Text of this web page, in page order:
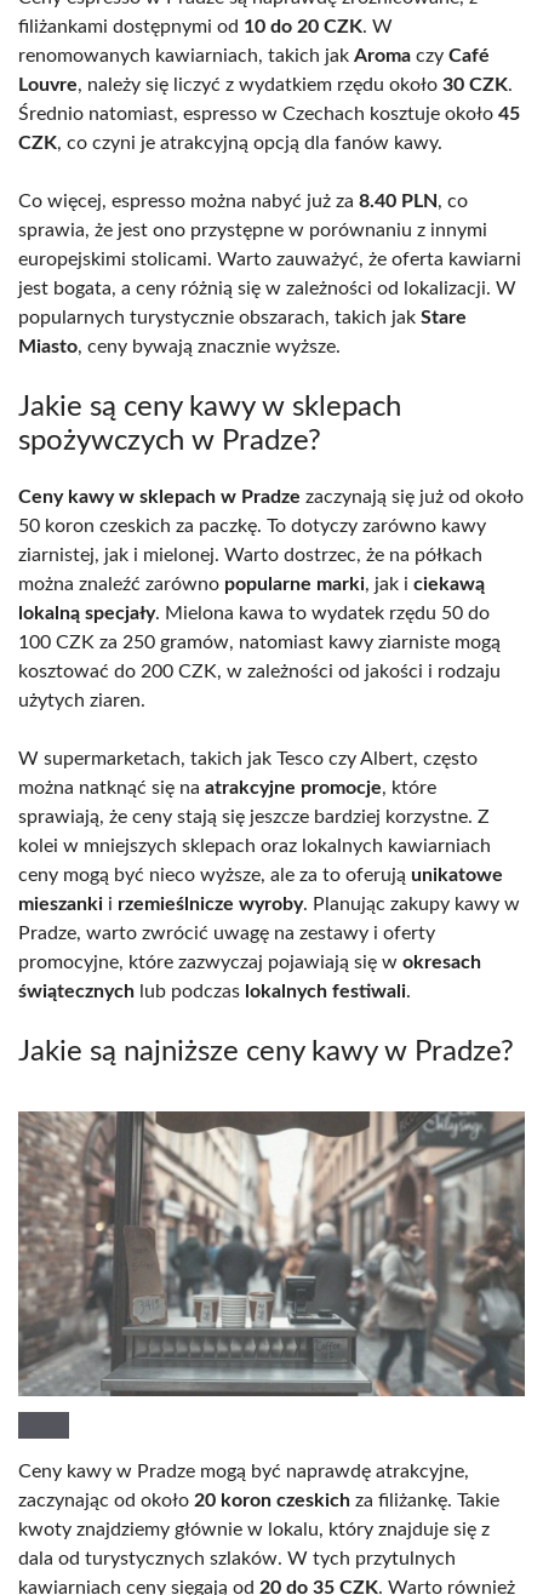
filiżankami dostępnymi od 10 do 20 CZK. W
renomowanych kawiarniach, takich jak Aroma czy Café
Louvre, należy się liczyć z wydatkiem rzędu około 30 CZK.
Średnio natomiast, espresso w Czechach kosztuje około 45
CZK, co czyni je atrakcyjną opcją dla fanów kawy.
Co więcej, espresso można nabyć już za 8.40 PLN, co
sprawia, że jest ono przystępne w porównaniu z innymi
europejskimi stolicami. Warto zauważyć, że oferta kawiarni
jest bogata, a ceny różnią się w zależności od lokalizacji. W
popularnych turystycznie obszarach, takich jak Stare
Miasto, ceny bywają znacznie wyższe.
Jakie są ceny kawy w sklepach
spożywczych w Pradze?
Ceny kawy w sklepach w Pradze zaczynają się już od około
50 koron czeskich za paczkę. To dotyczy zarówno kawy
ziarnistej, jak i mielonej. Warto dostrzec, że na półkach
można znaleźć zarówno popularne marki, jak i ciekawą
lokalną specjały. Mielona kawa to wydatek rzędu 50 do
100 CZK za 250 gramów, natomiast kawy ziarniste mogą
kosztować do 200 CZK, w zależności od jakości i rodzaju
użytych ziaren.
W supermarketach, takich jak Tesco czy Albert, często
można natknąć się na atrakcyjne promocje, które
sprawiają, że ceny stają się jeszcze bardziej korzystne. Z
kolei w mniejszych sklepach oraz lokalnych kawiarniach
ceny mogą być nieco wyższe, ale za to oferują unikatowe
mieszanki i rzemieślnicze wyroby. Planując zakupy kawy w
Pradze, warto zwrócić uwagę na zestawy i oferty
promocyjne, które zazwyczaj pojawiają się w okresach
świątecznych lub podczas lokalnych festiwali.
Jakie są najniższe ceny kawy w Pradze?
Ceny kawy w Pradze mogą być naprawdę atrakcyjne,
zaczynając od około 20 koron czeskich za filiżankę. Takie
kwoty znajdziemy głównie w lokalu, który znajduje się z
dala od turystycznych szlaków. W tych przytulnych
kawiarniach ceny sięgają od 20 do 35 CZK. Warto również